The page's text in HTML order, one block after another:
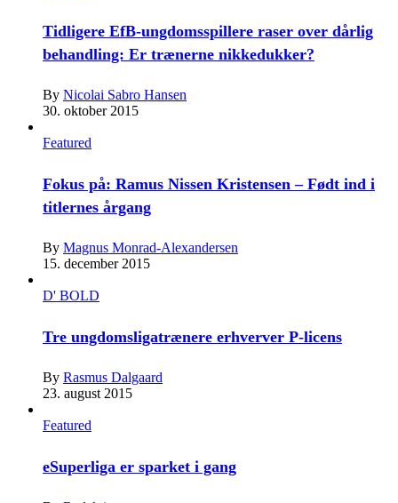
Tidligere EfB-ungdomsspillere raser over dårlig
behandling: Er trænerne nikkedukker?
By Nicolai Sabro Hansen
30. oktober 2015
Featured
Fokus på: Ramus Nissen Kristensen – Født ind i
titlernes årgang
By Magnus Monrad-Alexandersen
15. december 2015
D' BOLD
Tre ungdomsligatrænere erhverver P-licens
By Rasmus Dalgaard
23. august 2015
Featured
eSuperliga er sparket i gang